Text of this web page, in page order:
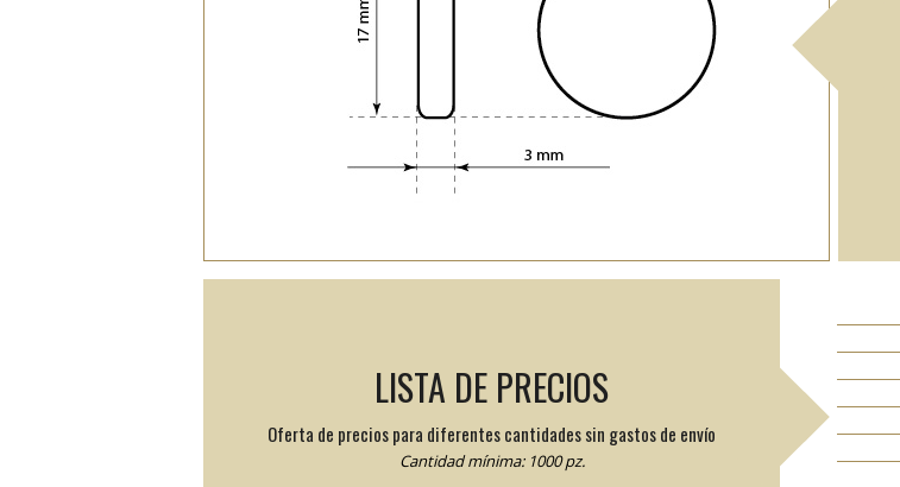
LISTA DE PRECIOS
Oferta de precios para diferentes cantidades sin gastos de envío
Cantidad mínima: 1000 pz.